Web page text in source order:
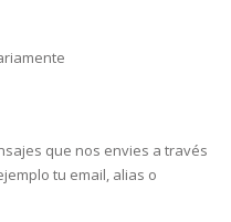
que nos envies a través
tu email, alias o